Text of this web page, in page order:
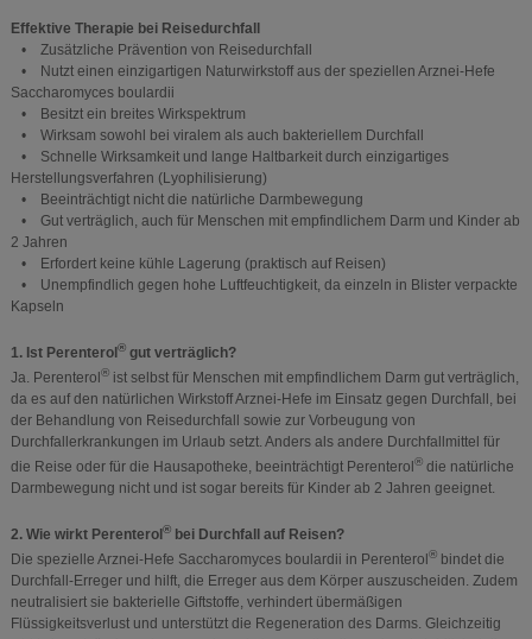
Effektive Therapie bei Reisedurchfall
• Zusätzliche Prävention von Reisedurchfall
• Nutzt einen einzigartigen Naturwirkstoff aus der speziellen Arznei-Hefe
Saccharomyces boulardii
• Besitzt ein breites Wirkspektrum
• Wirksam sowohl bei viralem als auch bakteriellem Durchfall
• Schnelle Wirksamkeit und lange Haltbarkeit durch einzigartiges
Herstellungsverfahren (Lyophilisierung)
• Beeinträchtigt nicht die natürliche Darmbewegung
• Gut verträglich, auch für Menschen mit empfindlichem Darm und Kinder ab
2 Jahren
• Erfordert keine kühle Lagerung (praktisch auf Reisen)
• Unempfindlich gegen hohe Luftfeuchtigkeit, da einzeln in Blister verpackte
Kapseln
1. Ist Perenterol®gut verträglich?
Ja. Perenterol®ist selbst für Menschen mit empfindlichem Darm gut verträglich,
da es auf den natürlichen Wirkstoff Arznei-Hefe im Einsatz gegen Durchfall, bei
der Behandlung von Reisedurchfall sowie zur Vorbeugung von
Durchfallerkrankungen im Urlaub setzt. Anders als andere Durchfallmittel für
die Reise oder für die Hausapotheke, beeinträchtigt Perenterol®die natürliche
Darmbewegung nicht und ist sogar bereits für Kinder ab 2 Jahren geeignet.
2. Wie wirkt Perenterol®bei Durchfall auf Reisen?
Die spezielle Arznei-Hefe Saccharomyces boulardii in Perenterol®bindet die
Durchfall-Erreger und hilft, die Erreger aus dem Körper auszuscheiden. Zudem
neutralisiert sie bakterielle Giftstoffe, verhindert übermäßigen
Flüssigkeitsverlust und unterstützt die Regeneration des Darms. Gleichzeitig